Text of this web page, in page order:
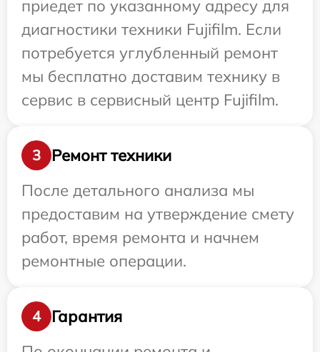
приедет по указанному адресу для
диагностики техники Fujifilm. Если
потребуется углубленный ремонт
мы бесплатно доставим технику в
сервис в сервисный центр Fujifilm.
3
Ремонт техники
После детального анализа мы
предоставим на утверждение смету
работ, время ремонта и начнем
ремонтные операции.
4
Гарантия